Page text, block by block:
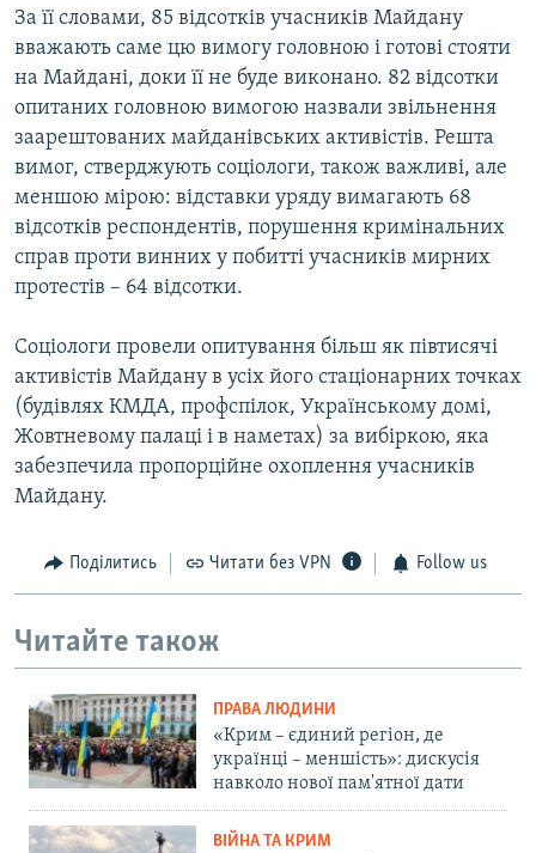
За її словами, 85 відсотків учасників Майдану
вважають саме цю вимогу головною і готові стояти
на Майдані, доки її не буде виконано. 82 відсотки
опитаних головною вимогою назвали звільнення
заарештованих майданівських активістів. Решта
вимог, стверджують соціологи, також важливі, але
меншою мірою: відставки уряду вимагають 68
відсотків респондентів, порушення кримінальних
справ проти винних у побитті учасників мирних
протестів – 64 відсотки.
Соціологи провели опитування більш як півтисячі
активістів Майдану в усіх його стаціонарних точках
(будівлях КМДА, профспілок, Українському домі,
Жовтневому палаці і в наметах) за вибіркою, яка
забезпечила пропорційне охоплення учасників
Майдану.
Поділитись Читати без VPN Follow us
Читайте також
ПРАВА ЛЮДИНИ
«Крим – єдиний регіон, де
українці – меншість»: дискусія
навколо нової пам'ятної дати
ВІЙНА ТА КРИМ